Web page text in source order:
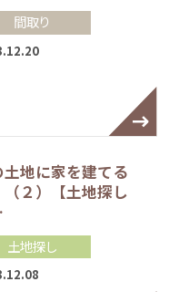
間取り
土地に家を建てる
（２）【土地探し
土地探し